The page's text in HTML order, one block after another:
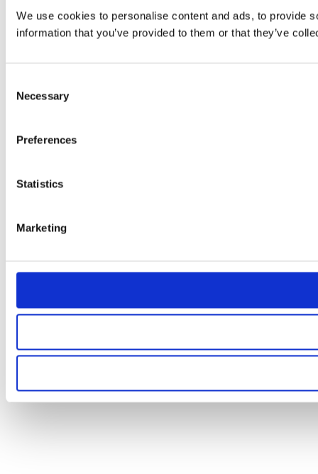
We use cookies to personalise content and ads, to provide
information that you’ve provided to them or that they’ve
Selection
Necessary
Preferences
Statistics
Marketing